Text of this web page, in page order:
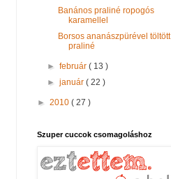
Banános praliné ropogós
karamellel
Borsos ananászpürével töltött
praliné
►február( 13 )
►január( 22 )
► 2010 ( 27 )
Szuper cuccok csomagoláshoz